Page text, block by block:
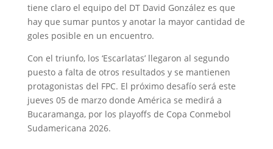
tiene claro el equipo del DT David González es que
hay que sumar puntos y anotar la mayor cantidad de
goles posible en un encuentro.
Con el triunfo, los ‘Escarlatas’ llegaron al segundo
puesto a falta de otros resultados y se mantienen
protagonistas del FPC. El próximo desafío será este
jueves 05 de marzo donde América se medirá a
Bucaramanga, por los playoffs de Copa Conmebol
Sudamericana 2026.